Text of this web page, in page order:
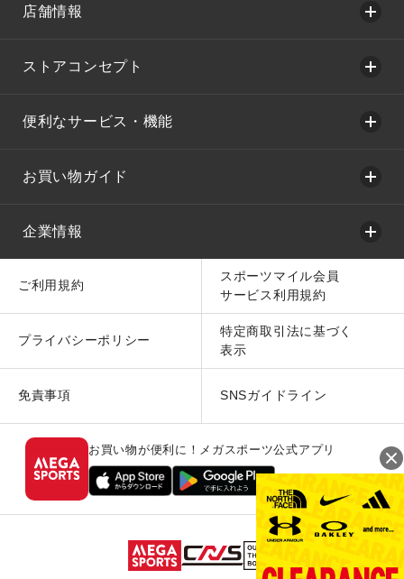
店舗情報
ストアコンセプト
便利なサービス・機能
お買い物ガイド
企業情報
ご利用規約
スポーツマイル会員
サービス利用規約
プライバシーポリシー
特定商取引法に基づく
表示
免責事項 SNSガイドライン
お買い物が便利に！メガスポーツ公式アプリ